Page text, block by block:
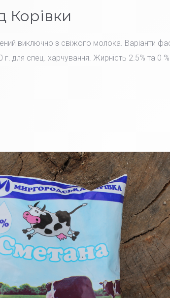
Корівки
виключно з свіжого молока. Варіанти
г. для спец. харчування. Жирність 2.5% та 0 %.